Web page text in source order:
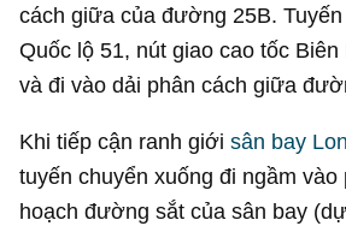
cách giữa của đường 25B.
Quốc lộ 51, nút giao cao tốc Biên
và đi vào dải phân cách giữa
Khi tiếp cận ranh giớisân bay
tuyến chuyển xuống đi ngầm vào
hoạch đường sắt của sân bay